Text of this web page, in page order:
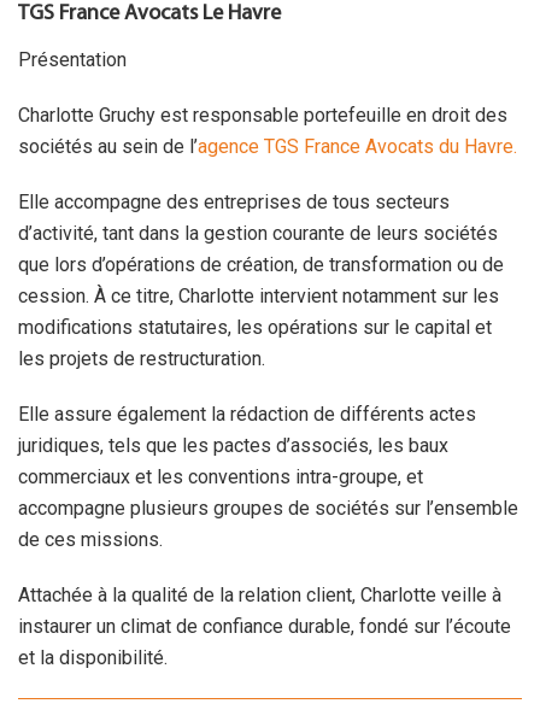
TGS France Avocats Le Havre
Présentation
Charlotte Gruchy est responsable portefeuille en droit des
sociétés au sein de l’agence TGS France Avocats du Havre.
Elle accompagne des entreprises de tous secteurs
d’activité, tant dans la gestion courante de leurs sociétés
que lors d’opérations de création, de transformation ou de
cession. À ce titre, Charlotte intervient notamment sur les
modifications statutaires, les opérations sur le capital et
les projets de restructuration.
Elle assure également la rédaction de différents actes
juridiques, tels que les pactes d’associés, les baux
commerciaux et les conventions intra-groupe, et
accompagne plusieurs groupes de sociétés sur l’ensemble
de ces missions.
Attachée à la qualité de la relation client, Charlotte veille à
instaurer un climat de confiance durable, fondé sur l’écoute
et la disponibilité.